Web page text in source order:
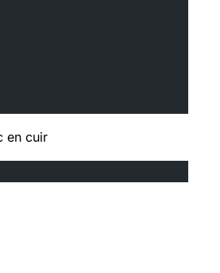
en cuir